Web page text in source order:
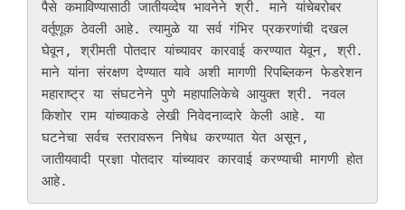
पैसे कमाविण्यासाठी जातीयव्देष भावनेने श्री. माने यांचेबरोबर
वर्तूणूक ठेवली आहे. त्यामुळे या सर्व गंभिर प्रकरणांची दखल
घेवून, श्रीमती पोतदार यांच्यावर कारवाई करण्यात येवून, श्री.
माने यांना संरक्षण देण्यात यावे अशी मागणी रिपब्लिकन फेडरेशन
महाराष्ट्र या संघटनेने पुणे महापालिकेचे आयुक्त श्री. नवल
किशोर राम यांच्याकडे लेखी निवेदनाव्दारे केली आहे. या
घटनेचा सर्वच स्तरावरून निषेध करण्यात येत असून,
जातीयवादी प्रज्ञा पोतदार यांच्यावर कारवाई करण्याची मागणी होत
आहे.